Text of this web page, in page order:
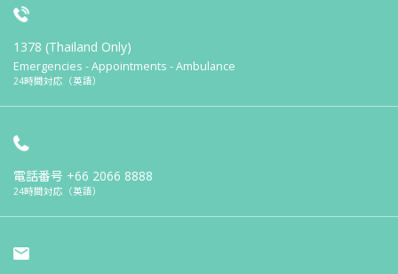
1378 (Thailand Only)
Emergencies - Appointments - Ambulance
24時間対応（英語）
電話番号 +66 2066 8888
24時間対応（英語）